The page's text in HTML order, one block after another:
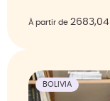
À partir de 2683,04
BOLIVIA